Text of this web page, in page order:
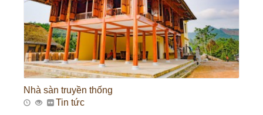
Nhà sàn truyền thống
Tin tức